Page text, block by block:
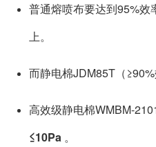
普通熔喷布要达到95%效
上。
而静电棉JDM85T（
高效级静电棉WMBM-
≤10Pa 。